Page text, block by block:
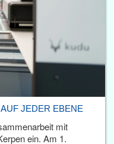
JEDER EBENE
mit
ein. Am 1.